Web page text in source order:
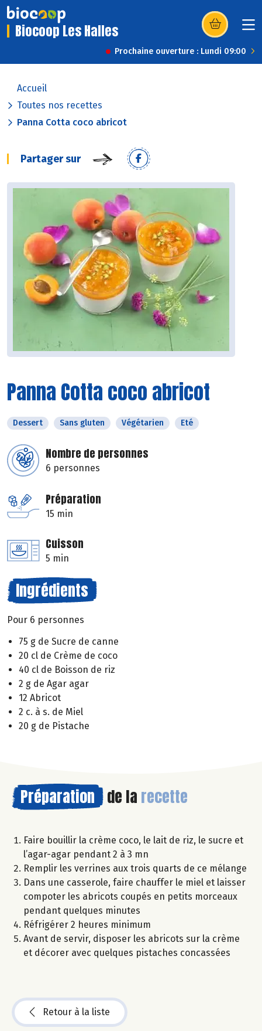
Biocoop Les Halles (s’ouvre dans
Prochaine ouverture : Lundi 09:00
Accueil
Toutes nos recettes
Panna Cotta coco abricot
Partager sur
Panna Cotta coco abricot
Dessert Sans gluten Végétarien Eté
Nombre de personnes
6 personnes
Préparation
15 min
Cuisson
5 min
Ingrédients
Pour 6 personnes
75 g de Sucre de canne
20 cl de Crème de coco
40 cl de Boisson de riz
2 g de Agar agar
12 Abricot
2 c. à s. de Miel
20 g de Pistache
Préparation de la recette
Faire bouillir la crème coco, le lait de riz, le sucre et
l’agar-agar pendant 2 à 3 mn
Remplir les verrines aux trois quarts de ce mélange
Dans une casserole, faire chauffer le miel et laisser
compoter les abricots coupés en petits morceaux
pendant quelques minutes
Réfrigérer 2 heures minimum
Avant de servir, disposer les abricots sur la crème
et décorer avec quelques pistaches concassées
Retour à la liste